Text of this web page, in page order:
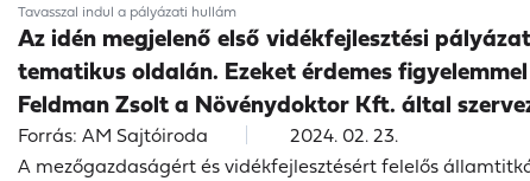
Tavasszal indul a pályázati hullám
Az idén megjelenő első vidékfejlesztési
tematikus oldalán. Ezeket érdemes
Feldman Zsolt a Növénydoktor Kft. által
Forrás: AM Sajtóiroda
2024. 02. 23.
A mezőgazdaságért és vidékfejlesztésért felelős